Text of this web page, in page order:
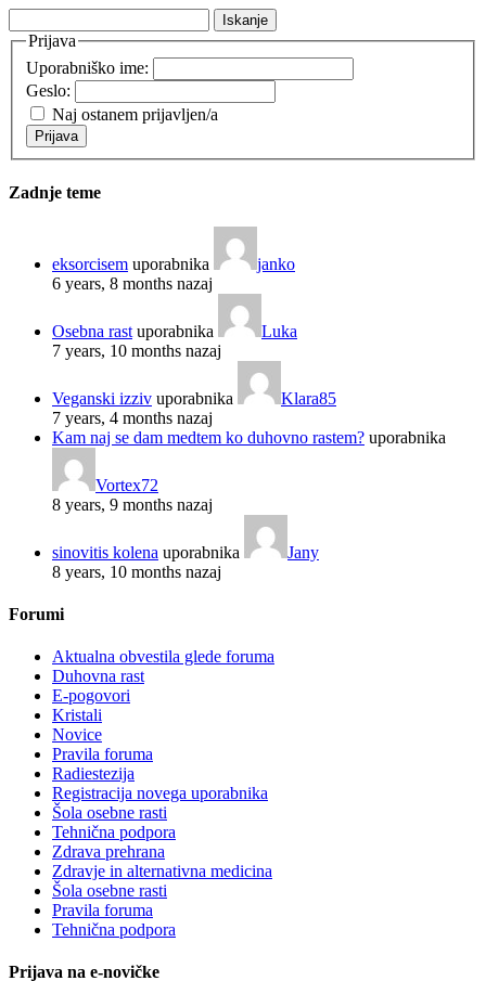
Prijava
Uporabniško ime:
Geslo:
Naj ostanem prijavljen/a
Prijava
Zadnje teme
eksorcisem uporabnika
janko
6 years, 8 months nazaj
Osebna rast uporabnika
Luka
7 years, 10 months nazaj
Veganski izziv uporabnika
Klara85
7 years, 4 months nazaj
Kam naj se dam medtem ko duhovno rastem? uporabnika
Vortex72
8 years, 9 months nazaj
sinovitis kolena uporabnika
Jany
8 years, 10 months nazaj
Forumi
Aktualna obvestila glede foruma
Duhovna rast
E-pogovori
Kristali
Novice
Pravila foruma
Radiestezija
Registracija novega uporabnika
Šola osebne rasti
Tehnična podpora
Zdrava prehrana
Zdravje in alternativna medicina
Šola osebne rasti
Pravila foruma
Tehnična podpora
Prijava na e-novičke